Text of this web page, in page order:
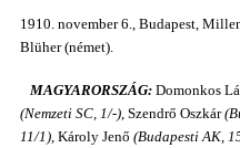
1910. november 6., Budapest,
Blüher (német).
MAGYARORSZÁG: Domonkos
(Nemzeti SC, 1/-), Szendrő Oszkár
11/1), Károly Jenő (Budapesti AK,